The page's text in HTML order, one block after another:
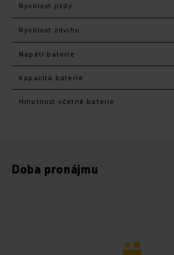
Rychlost jízdy
Rychlost zdvihu
Napětí baterie
Kapacita baterie
Hmotnost včetně baterie
Doba pronájmu